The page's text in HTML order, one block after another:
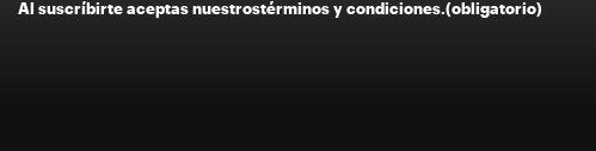
Al suscríbirte aceptas nuestrostérminos y condiciones.(obligatorio)